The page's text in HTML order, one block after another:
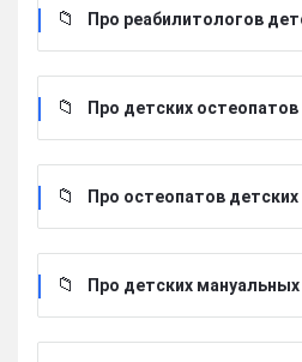
Про реабилитологов
Про детских остеопатов
Про остеопатов детских
Про детских